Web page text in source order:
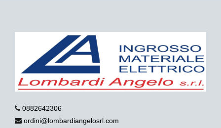
0882642306
ordini@lombardiangelosrl.com